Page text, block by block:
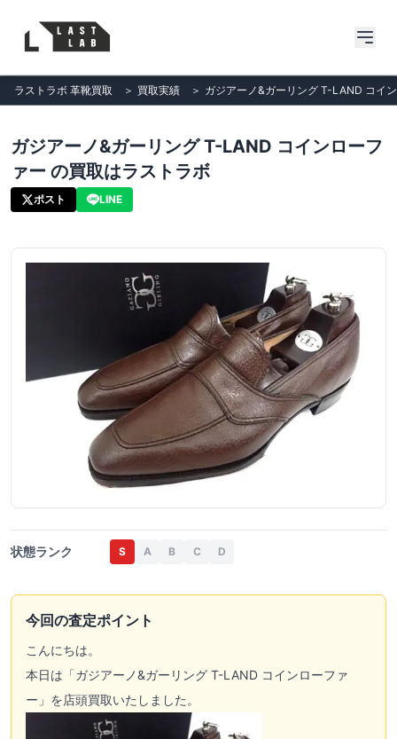
ラストラボ 革靴買取 ＞ 買取実績 ＞ ガジアーノ&ガーリング T-LAND コイ
ガジアーノ&ガーリング T-LAND コインローフ
ァー の買取はラストラボ
ポスト LINE
状態ランク S A B C D
今回の査定ポイント
こんにちは。
本日は「ガジアーノ&ガーリング T-LAND コインローファ
ー」を店頭買取いたしました。